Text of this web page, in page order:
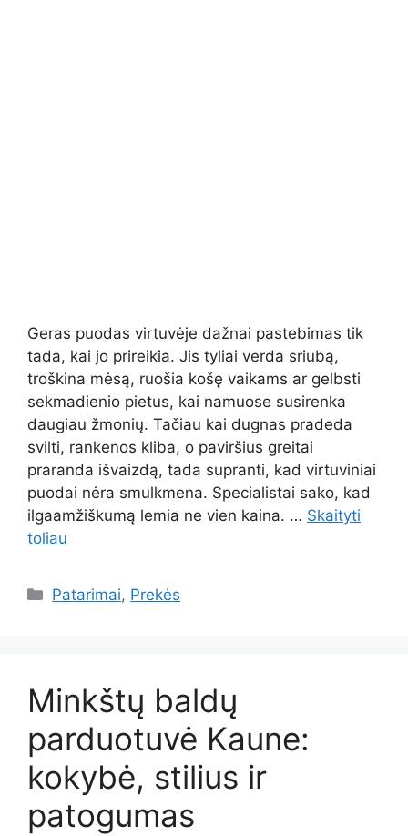
Geras puodas virtuvėje dažnai pastebimas tik
tada, kai jo prireikia. Jis tyliai verda sriubą,
troškina mėsą, ruošia košę vaikams ar gelbsti
sekmadienio pietus, kai namuose susirenka
daugiau žmonių. Tačiau kai dugnas pradeda
svilti, rankenos kliba, o paviršius greitai
praranda išvaizdą, tada supranti, kad virtuviniai
puodai nėra smulkmena. Specialistai sako, kad
ilgaamžiškumą lemia ne vien kaina. … Skaityti
toliau
Kategorijos
Patarimai, Prekės
Minkštų baldų
parduotuvė Kaune:
kokybė, stilius ir
patogumas